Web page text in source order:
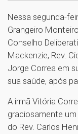
Nessa segunda-
Grangeiro
Conselho
Mackenzie, Rev.
Jorge Correa em
sua saúde, após
A irmã Vitória
graciosamente
do Rev. Carlos